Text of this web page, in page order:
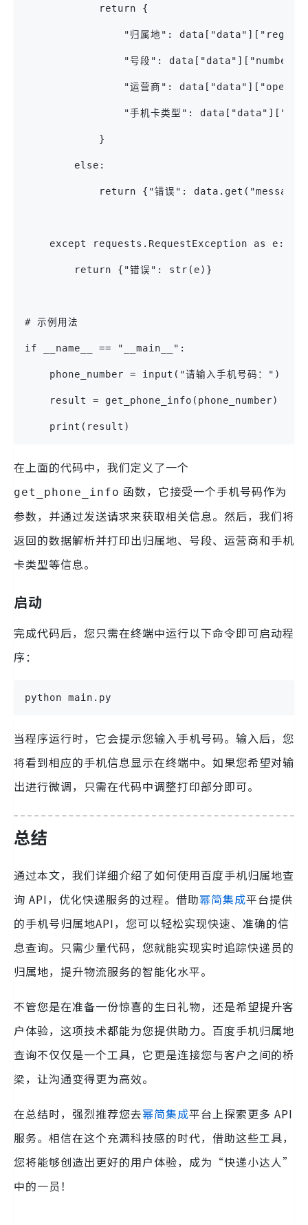
            return {
"归属地":
"号段":
"运营商":
"手机卡类型":
            }
        else:
return {"错误":
    except requests.RequestException as e:
        return {"错误": str(e)}
# 示例用法
if __name__ == "__main__":
    phone_number = input("请输入手机号码：")
    result = get_phone_info(phone_number)
    print(result)
在上面的代码中，我们定义了一个
get_phone_info 函数，它接受一个手机号码作为
参数，并通过发送请求来获取相关信息。然后，我们将
返回的数据解析并打印出归属地、号段、运营商和手机
卡类型等信息。
启动
完成代码后，您只需在终端中运行以下命令即可启动程
序：
python main.py
当程序运行时，它会提示您输入手机号码。输入后，您
将看到相应的手机信息显示在终端中。如果您希望对输
出进行微调，只需在代码中调整打印部分即可。
总结
通过本文，我们详细介绍了如何使用百度手机归属地查
询 API，优化快递服务的过程。借助幂简集成平台提供
的手机号归属地API，您可以轻松实现快速、准确的信
息查询。只需少量代码，您就能实现实时追踪快递员的
归属地，提升物流服务的智能化水平。
不管您是在准备一份惊喜的生日礼物，还是希望提升客
户体验，这项技术都能为您提供助力。百度手机归属地
查询不仅仅是一个工具，它更是连接您与客户之间的桥
梁，让沟通变得更为高效。
在总结时，强烈推荐您去幂简集成平台上探索更多 API
服务。相信在这个充满科技感的时代，借助这些工具，
您将能够创造出更好的用户体验，成为“快递小达人”
中的一员！